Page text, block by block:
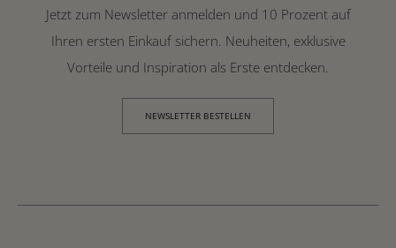
Jetzt zum Newsletter anmelden und 10 Prozent auf
Ihren ersten Einkauf sichern. Neuheiten, exklusive
Vorteile und Inspiration als Erste entdecken.
NEWSLETTER BESTELLEN